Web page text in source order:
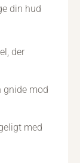
din hud
der
gnide mod
med